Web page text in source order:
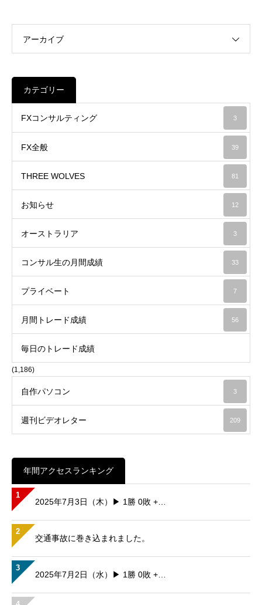
アーカイブ
カテゴリー
FXコンサルティング 3
FX全般 39
THREE WOLVES 81
お知らせ 12
オーストラリア 3
コンサル生の月間成績 33
プライベート 7
月間トレード成績 56
毎日のトレード成績
(1,186)
自作パソコン 3
週刊ビデオレター 209
年間アクセスランキング
1
2025年7月3日（木）▶ 1勝 0敗 +…
2
交通事故に巻き込まれました。
3
2025年7月2日（水）▶ 1勝 0敗 +…